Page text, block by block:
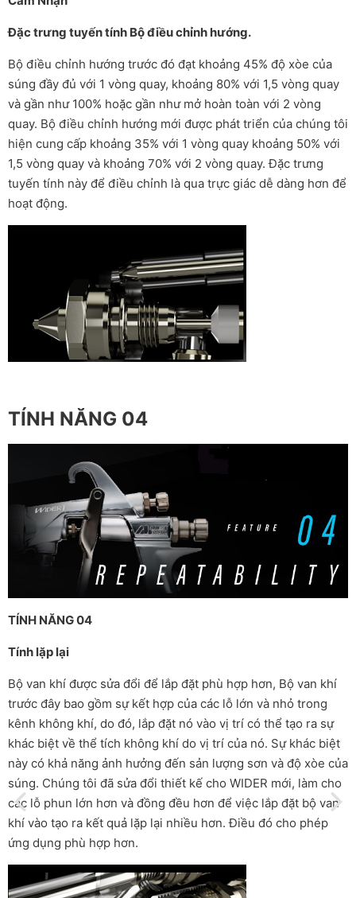
Đặc trưng tuyến tính Bộ điều chỉnh hướng.
Bộ điều chỉnh hướng trước đó đạt khoảng 45% độ xòe của
súng đầy đủ với 1 vòng quay, khoảng 80% với 1,5 vòng quay
và gần như 100% hoặc gần như mở hoàn toàn với 2 vòng
quay. Bộ điều chỉnh hướng mới được phát triển của chúng tôi
hiện cung cấp khoảng 35% với 1 vòng quay khoảng 50% với
1,5 vòng quay và khoảng 70% với 2 vòng quay. Đặc trưng
tuyến tính này để điều chỉnh là qua trực giác dễ dàng hơn để
hoạt động.
TÍNH NĂNG 04
TÍNH NĂNG 04
Tính lặp lại
Bộ van khí được sửa đổi để lắp đặt phù hợp hơn, Bộ van khí
trước đây bao gồm sự kết hợp của các lỗ lớn và nhỏ trong
kênh không khí, do đó, lắp đặt nó vào vị trí có thể tạo ra sự
khác biệt về thể tích không khí do vị trí của nó. Sự khác biệt
này có khả năng ảnh hưởng đến sản lượng sơn và độ xòe của
súng. Chúng tôi đã sửa đổi thiết kế cho WIDER mới, làm cho
các lỗ phun lớn hơn và đồng đều hơn để việc lắp đặt bộ van
khí vào tạo ra kết quả lặp lại nhiều hơn. Điều đó cho phép
ứng dụng phù hợp hơn.